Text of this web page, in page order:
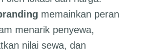
memainkan peran
menarik penyewa,
nilai sewa, dan